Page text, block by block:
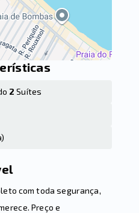
2 Suítes
)
com toda segurança,
Preço e